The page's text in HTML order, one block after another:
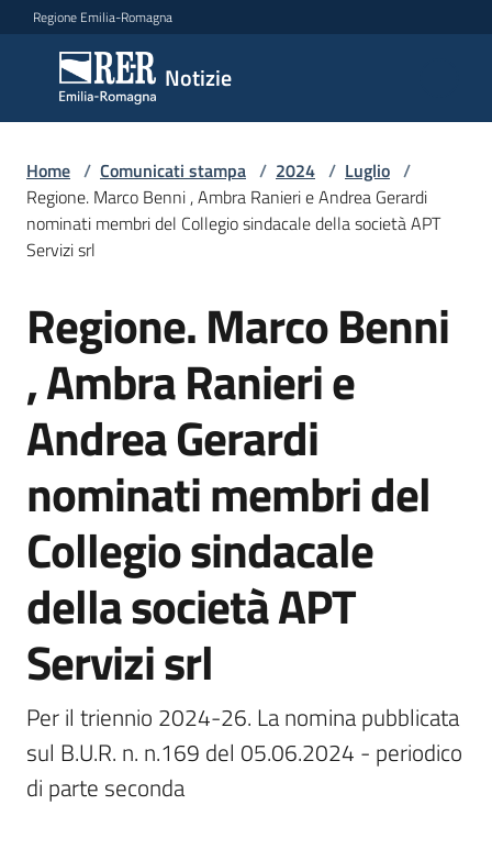
Vai al contenuto
Vai alla navigazione
Vai al footer
Regione Emilia-Romagna
Notizie
Notizie
Comunicati
stampa
Menu selezionato
Cerca
comunicato
Risorse
Agenzia
di
informazione
comunicazione
Seguici
Home / Comunicati stampa / 2024 / Luglio /
Regione. Marco Benni , Ambra Ranieri e Andrea Gerardi
nominati membri del Collegio sindacale della società APT
Servizi srl
Salta al contenuto
Regione. Marco Benni
, Ambra Ranieri e
Andrea Gerardi
nominati membri del
Collegio sindacale
della società APT
Servizi srl
Per il triennio 2024-26. La nomina pubblicata
sul B.U.R. n. n.169 del 05.06.2024 - periodico
di parte seconda